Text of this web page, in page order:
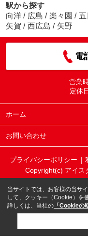
駅から探す
向洋 / 広島 / 楽々園 /
矢賀 / 西広島 / 矢野
電
営業
定休
ホーム
お問い合わせ
プライバシーポリシー
Copyright(c) アイス
当サイトでは、お客様の当サ
して、クッキー（Cookie）を
詳しくは、当社の 「Cookieの